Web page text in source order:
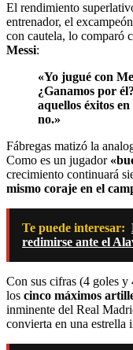
El rendimiento
entrenador, el
con cautela, lo comparó
Messi:
«Yo jugué con
¿Ganamos por
aquellos éxitos
no.»
Fábregas matizó la
Como es un jugador
crecimiento continuará
mismo coraje en el
Te puede interesar:
redimirse ante el
Con sus cifras (4 goles y
los cinco máximos
inminente del Real
convierta en una estrella